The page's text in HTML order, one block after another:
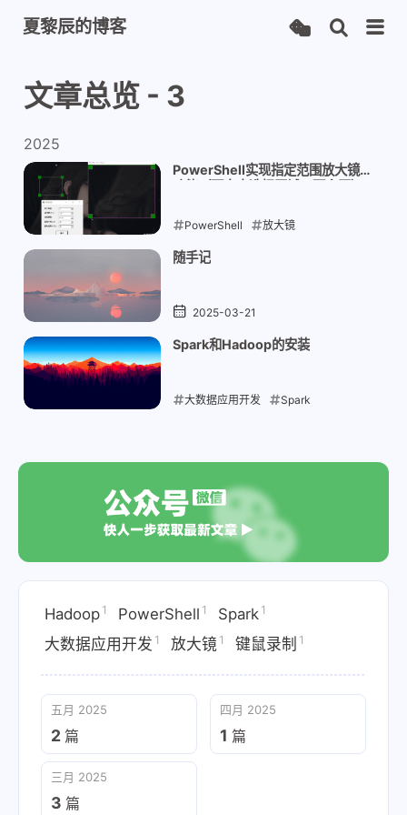
夏黎辰的博客
文章总览 - 3
2025
PowerShell实现指定范围放大镜
PowerShell 放大镜
2025-03-23
随手记
2025-03-21
Spark和Hadoop的安装
大数据应用开发 Spark
Hadoop 1 PowerShell 1 Spark 1
大数据应用开发 1 放大镜 1 键鼠录制 1
五月 2025
2 篇
四月 2025
1 篇
三月 2025
3 篇